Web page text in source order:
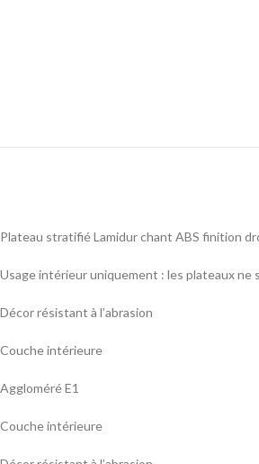
Plateau stratifié Lamidur chant ABS finition
Usage intérieur uniquement : les plateaux
Décor résistant à l’abrasion
Couche intérieure
Aggloméré E1
Couche intérieure